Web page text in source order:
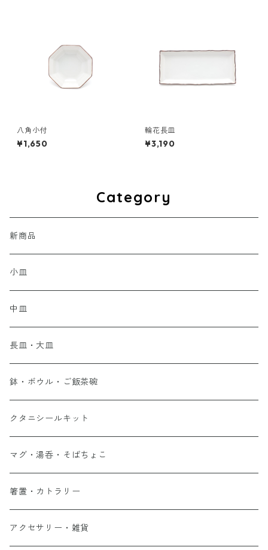
八角小付
¥1,650
輪花長皿
¥3,190
Category
新商品
小皿
中皿
長皿・大皿
鉢・ボウル・ご飯茶碗
クタニシールキット
マグ・湯呑・そばちょこ
箸置・カトラリー
アクセサリー・雑貨